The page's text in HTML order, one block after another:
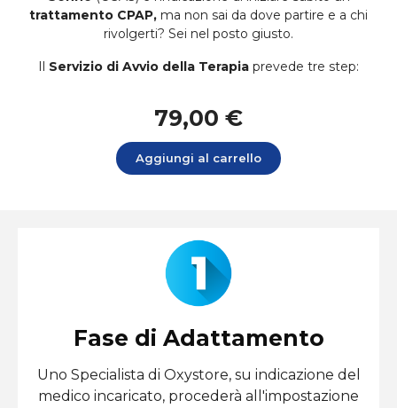
trattamento CPAP, ma non sai da dove partire e a chi
rivolgerti? Sei nel posto giusto.
Il Servizio di Avvio della Terapia prevede tre step:
79,00 €
Aggiungi al carrello
Fase di Adattamento
Uno Specialista di Oxystore, su indicazione del
medico incaricato, procederà all'impostazione